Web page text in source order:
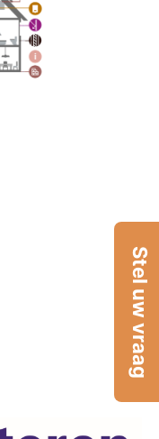
Stel uw vraag